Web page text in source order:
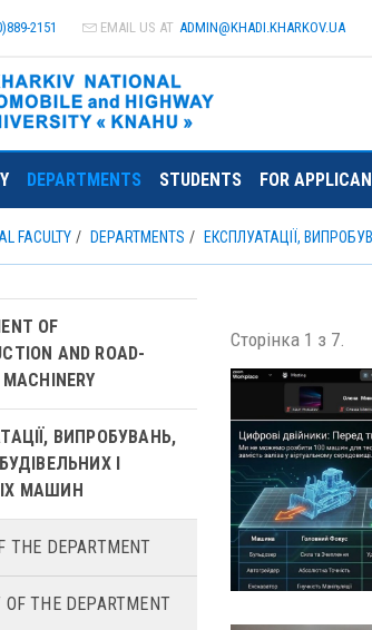
2151 EMAIL US AT ADMIN@KHADI.KHARKOV.UA
DEPARTMENTS STUDENTS FOR
FACULTY DEPARTMENTS ЕКСПЛУАТАЦІЇ,
Сторінка 1 з 7.
OF
AND ROAD-
ВИПРОБУВАНЬ,
І
МАШИН
THE DEPARTMENT
OF THE DEPARTMENT